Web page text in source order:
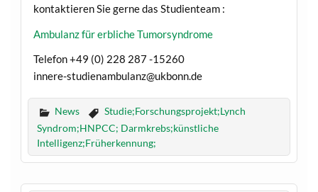
kontaktieren Sie gerne das Studienteam :
Ambulanz für erbliche Tumorsyndrome
Telefon +49 (0) 228 287 -15260
innere-studienambulanz@ukbonn.de
News
Studie;Forschungsprojekt;Lynch
Syndrom;HNPCC; Darmkrebs;künstliche
Intelligenz;Früherkennung;